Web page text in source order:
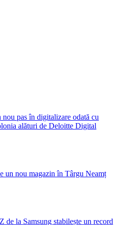
nou pas în digitalizare odată cu
alături de Deloitte Digital
un nou magazin în Târgu Neamț
de la Samsung stabilește un record